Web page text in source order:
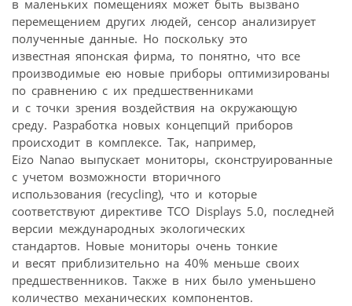
в маленьких помещениях может быть вызвано
перемещением других людей, сенсор анализирует
полученные данные. Но поскольку это
известная японская фирма, то понятно, что все
производимые ею новые приборы оптимизированы
по сравнению с их предшественниками
и с точки зрения воздействия на окружающую
среду. Разработка новых концепций приборов
происходит в комплексе. Так, например,
Eizo Nanao выпускает мониторы, сконструированные
с учетом возможности вторичного
использования (recycling), что и которые
соответствуют директиве TCO Displays 5.0, последней
версии международных экологических
стандартов. Новые мониторы очень тонкие
и весят приблизительно на 40% меньше своих
предшественников. Также в них было уменьшено
количество механических компонентов.